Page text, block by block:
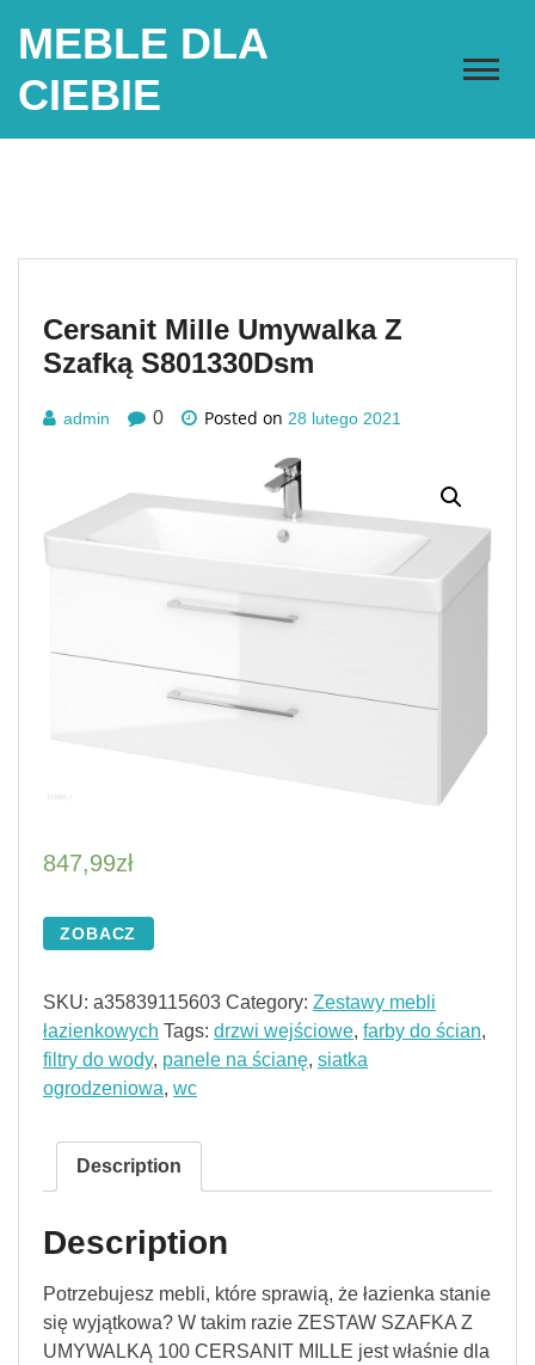
MEBLE DLA
CIEBIE
Cersanit Mille Umywalka Z
Szafką S801330Dsm
admin 0 Posted on 28 lutego 2021
847,99zł
ZOBACZ
SKU: a35839115603 Category: Zestawy mebli
łazienkowych Tags: drzwi wejściowe, farby do ścian,
filtry do wody, panele na ścianę, siatka
ogrodzeniowa, wc
Description
Description
Potrzebujesz mebli, które sprawią, że łazienka stanie
się wyjątkowa? W takim razie ZESTAW SZAFKA Z
UMYWALKĄ 100 CERSANIT MILLE jest właśnie dla